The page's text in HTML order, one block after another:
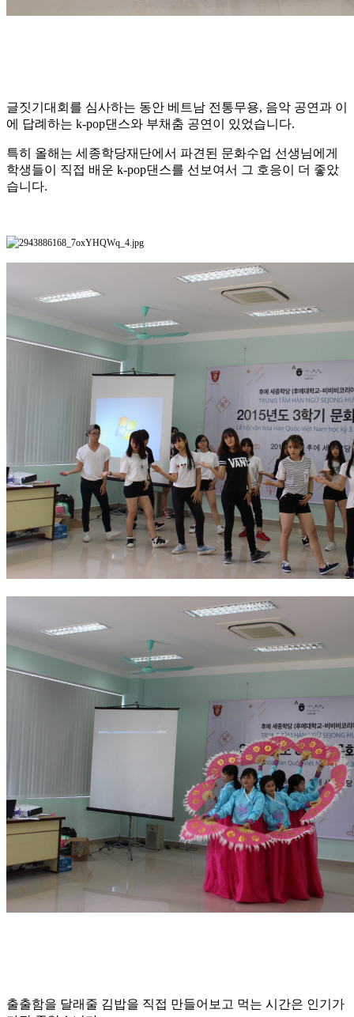
글짓기대회를 심사하는 동안 베트남 전통무용, 음악 공연과 이
에 답례하는 k-pop댄스와 부채춤 공연이 있었습니다.
특히 올해는 세종학당재단에서 파견된 문화수업 선생님에게
학생들이 직접 배운 k-pop댄스를 선보여서 그 호응이 더 좋았
습니다.
출출함을 달래줄 김밥을 직접 만들어보고 먹는 시간은 인기가